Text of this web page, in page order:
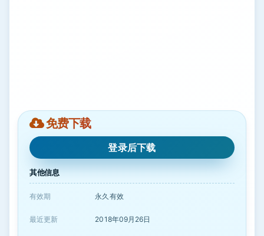
免费下载
登录后下载
其他信息
有效期 永久有效
最近更新 2018年09月26日